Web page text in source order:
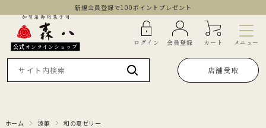
新規会員登録で100ポイントプレゼント
公式オンラインショップ ログイン 会員登録 カート メニュー
店舗受取
ホーム 涼菓 和の夏ゼリー